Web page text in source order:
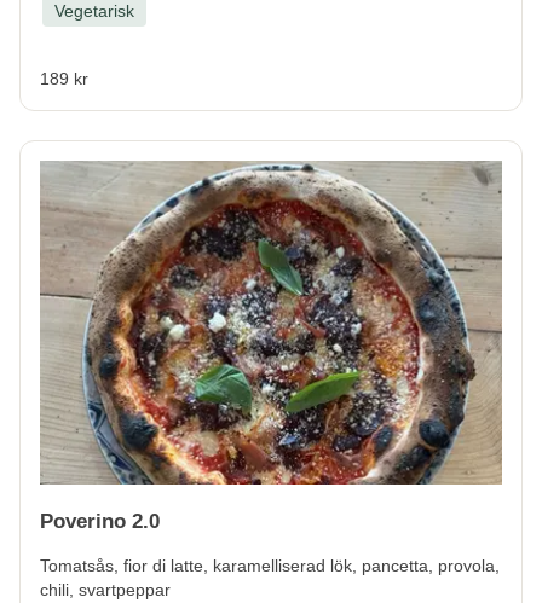
Vegetarisk
189 kr
Poverino 2.0
Tomatsås, fior di latte, karamelliserad lök, pancetta, provola,
chili, svartpeppar